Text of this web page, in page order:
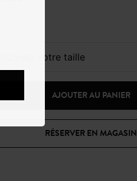
votre taille
AJOUTER AU PANIER
RÉSERVER EN MAGASIN